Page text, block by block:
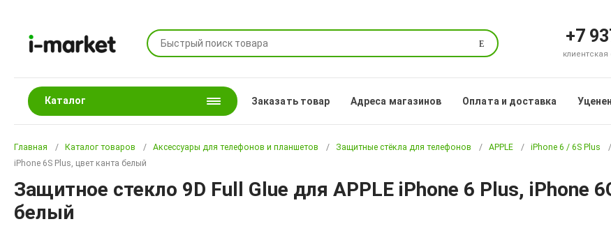
Поиск +7
клиентская
Каталог Заказать товар Адреса магазинов Оплата и доставка
Главная Каталог товаров Аксессуары для телефонов и планшетов Защитные стёкла для телефонов APPLE iPhone 6 / 6S Plus
iPhone 6S Plus, цвет канта белый
Защитное стекло 9D Full Glue для APPLE iPhone 6 Plus, iPhone
белый